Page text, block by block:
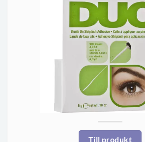
Till produkt